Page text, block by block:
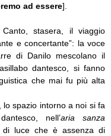
ad essere].
stasera, il viaggio
e concertante”: la voce
di Danilo mescolano il
dantesco, si fanno
che mai fu più alta
lo spazio intorno a noi si fa
nell’aria sanza
di luce che è assenza di